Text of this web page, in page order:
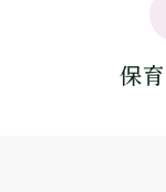
保